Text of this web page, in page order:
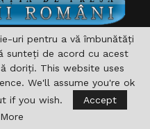
NOI
si consolidarea
acelaşi timp îndeplinirea şi
domeniile formare,
uri pentru a vă îmbunătăți
sunteți de acord cu acest
doriți. This website uses
We'll assume you're ok
if you wish.
Accept